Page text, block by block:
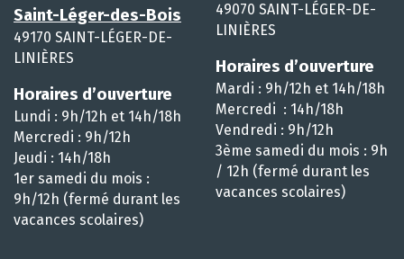
Saint-Léger-des-Bois
49170 SAINT-LÉGER-DE-
LINIÈRES
Horaires d’ouverture
Lundi : 9h/12h et 14h/18h
Mercredi : 9h/12h
Jeudi : 14h/18h
1er samedi du mois :
9h/12h (fermé durant les
vacances scolaires)
49070 SAINT-LÉGER-DE-
LINIÈRES
Horaires d’ouverture
Mardi : 9h/12h et 14h/18h
Mercredi : 14h/18h
Vendredi : 9h/12h
3ème samedi du mois : 9h
/ 12h (fermé durant les
vacances scolaires)